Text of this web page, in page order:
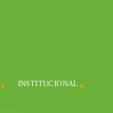
INSTITUCIONAL